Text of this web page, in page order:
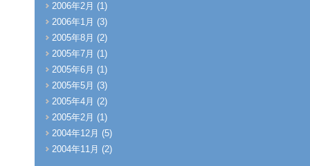
2006年2月 (1)
2006年1月 (3)
2005年8月 (2)
2005年7月 (1)
2005年6月 (1)
2005年5月 (3)
2005年4月 (2)
2005年2月 (1)
2004年12月 (5)
2004年11月 (2)